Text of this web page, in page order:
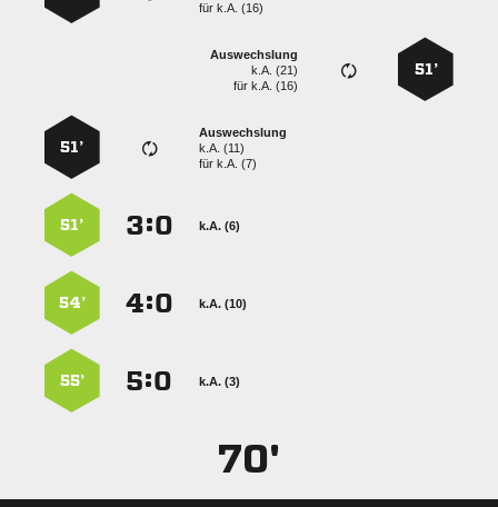
fürk.A. (16)
51’
Auswechslung
k.A. (21)
fürk.A. (16)
Auswechslung
k.A. (11)
fürk.A. (7)
51’
k.A. (6)
:
51’
k.A. (10)
:
54’
k.A. (3)
:
55’
70'